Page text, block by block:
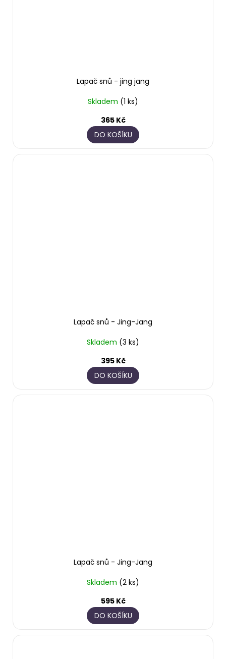
Lapač snů - jing jang
Skladem (1 ks)
365 Kč
DO KOŠÍKU
Lapač snů - Jing-Jang
Skladem (3 ks)
395 Kč
DO KOŠÍKU
Lapač snů - Jing-Jang
Skladem (2 ks)
595 Kč
DO KOŠÍKU